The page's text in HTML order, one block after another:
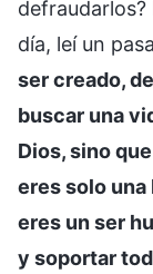
defraudarlos?
día, leí un
ser creado,
buscar una
Dios, sino
eres solo una
eres un ser
y soportar